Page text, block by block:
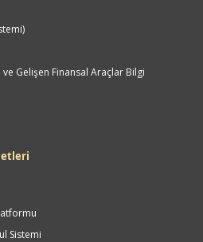
ve Gelişen Finansal Araçlar Bilgi
Sistemi